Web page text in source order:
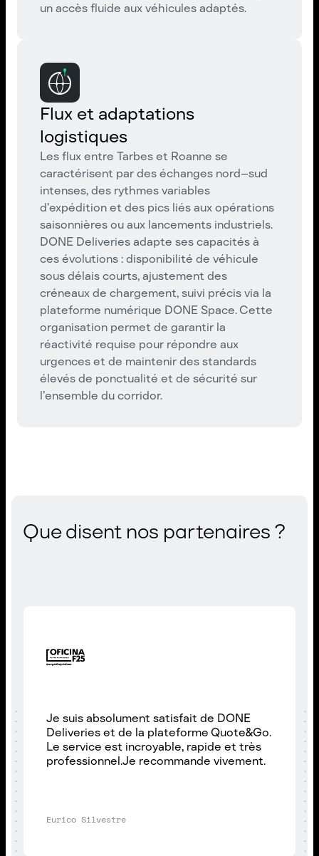
un accès fluide aux véhicules adaptés.
Flux et adaptations
logistiques
Les flux entre Tarbes et Roanne se
caractérisent par des échanges nord–sud
intenses, des rythmes variables
d’expédition et des pics liés aux opérations
saisonnières ou aux lancements industriels.
DONE Deliveries adapte ses capacités à
ces évolutions : disponibilité de véhicule
sous délais courts, ajustement des
créneaux de chargement, suivi précis via la
plateforme numérique DONE Space. Cette
organisation permet de garantir la
réactivité requise pour répondre aux
urgences et de maintenir des standards
élevés de ponctualité et de sécurité sur
l’ensemble du corridor.
Que disent nos partenaires ?
Je suis absolument satisfait de DONE
Deliveries et de la plateforme Quote&Go.
Le service est incroyable, rapide et très
professionnel.Je recommande vivement.
Eurico Silvestre